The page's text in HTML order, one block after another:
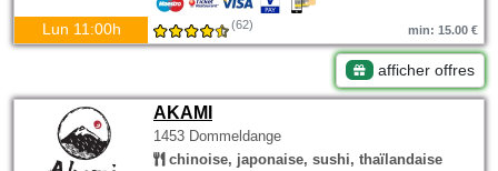
Lun 11:00h (62) min: 15.00 €
afficher offres
AKAMI
1453 Dommeldange
chinoise, japonaise, sushi, thaïlandaise